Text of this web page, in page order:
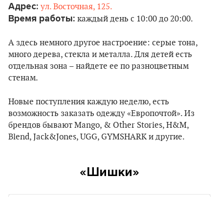
Адрес: ул. Восточная, 125.
Время работы: каждый день с 10:00 до 20:00.
А здесь немного другое настроение: серые тона,
много дерева, стекла и металла. Для детей есть
отдельная зона – найдете ее по разноцветным
стенам.
Новые поступления каждую неделю, есть
возможность заказать одежду «Европочтой». Из
брендов бывают Mango, & Other Stories, H&M,
Blend, Jack&Jones, UGG, GYMSHARK и другие.
«Шишки»